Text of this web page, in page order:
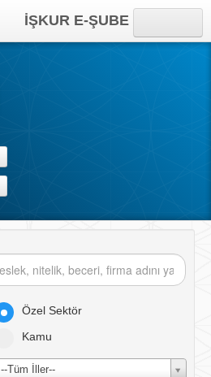
İŞKUR E-ŞUBE
Özel Sektör
Kamu
--Tüm İller--